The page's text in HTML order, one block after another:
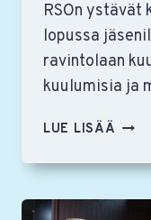
RSOn ystävät
lopussa
ravintolaan
kuulumisia ja
LUE LISÄÄ
–